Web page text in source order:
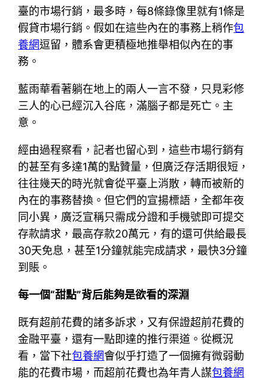
臺的市場行銷，最多時，每8條錄像里就有1條是
假貸市場行銷。假如在這些內在的事務上稍作包
養網逗留，體系會更積極地推舉相似內在的事
務。
藍雨華看著躺在地上的兩人一言不發，只見彩修
三人的心已經沉入谷底，滿腦子都是死亡。主
意。
經由過程察看，記者也留心到，這些市場行銷有
的甚至有多達1萬的點贊量，但廣泛存活期很短，
往往幾天的時光就會從平臺上消散，轉而被新的
內在的事務替換。但它們的宣揚標語，全都年夜
同小異，廣泛宣稱只需成分證和手機號即可提交
存款請求，最高存款20萬元，有的還可供給最長
30天免息，甚至1分鐘就能完成請求，最快3分鐘
到賬。
每一個“甜點”背后能夠是欲看的深淵
既有超前花費的諸多訴求，又有保證超前花費的
金融平臺，還有一點即達的推行渠道。從概況
看，當下社包養網會似乎打造了一個擁有微弱動
能的花費市場，而超前花費也為年青人謀包養網